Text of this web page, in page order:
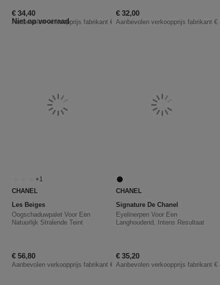
Niet op voorraad
Kortingsprijs
€ 34,40
Aanbevolen verkoopprijs fabrikant € 43,00
Kortingsprijs
€ 32,00
Aanbevolen verkoopprijs fabrikant €
1
CHANEL
Les Beiges
Oogschaduwpalet Voor Een
Natuurlijk Stralende Teint
Kortingsprijs
€ 56,80
Aanbevolen verkoopprijs fabrikant € 71,00
CHANEL
Signature De Chanel
Eyelinerpen Voor Een
Langhoudend, Intens Resultaat
Kortingsprijs
€ 35,20
Aanbevolen verkoopprijs fabrikant €